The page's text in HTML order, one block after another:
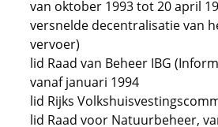
van oktober 1993 tot 20 april
versnelde decentralisatie van
vervoer)
lid Raad van Beheer IBG
vanaf januari 1994
lid Rijks
lid Raad voor Natuurbeheer,